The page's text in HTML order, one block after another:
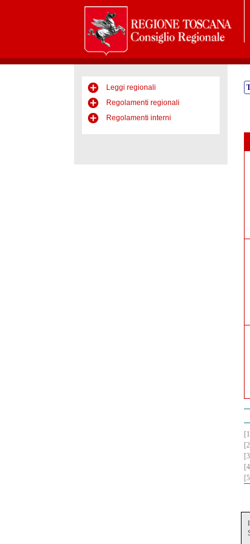
Leggi regionali
Regolamenti regionali
Regolamenti interni